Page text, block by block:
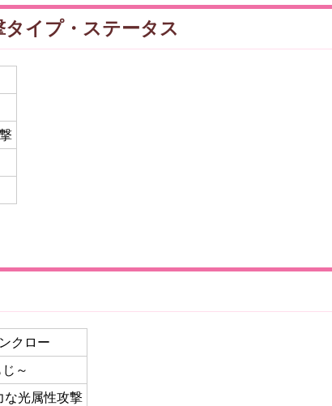
タイプ・ステータス
クロー
～
な光属性攻撃